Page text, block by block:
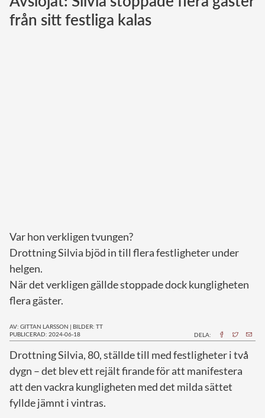
Norska kungahuset
från sitt festliga kalas
Var hon verkligen tvungen?
Drottning Silvia bjöd in till flera festligheter under
helgen.
När det verkligen gällde stoppade dock kungligheten
flera gäster.
AV: GITTAN LARSSON | BILDER: TT
PUBLICERAD: 2024-06-18
DELA:
Drottning Silvia, 80, ställde till med festligheter i två
dygn – det blev ett rejält firande för att manifestera
att den vackra kungligheten med det milda sättet
fyllde jämnt i vintras.